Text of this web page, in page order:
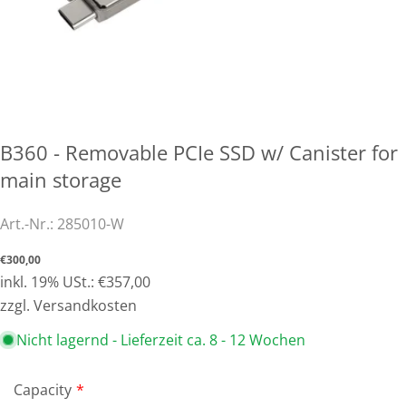
B360 - Removable PCIe SSD w/ Canister for
main storage
Art.-Nr.: 285010-W
Normaler
Preis
€300,00
inkl. 19% USt.: €357,00
zzgl. Versandkosten
Nicht lagernd - Lieferzeit ca. 8 - 12 Wochen
Capacity